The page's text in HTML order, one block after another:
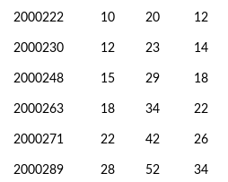
2000222 10 20 12
2000230 12 23 14
2000248 15 29 18
2000263 18 34 22
2000271 22 42 26
2000289 28 52 34